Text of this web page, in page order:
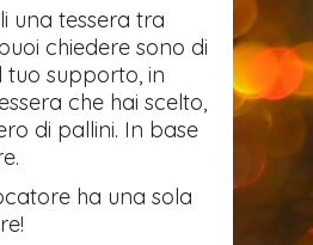
una tessera tra
chiedere sono di
tuo supporto, in
che hai scelto,
di pallini. In base
ha una sola